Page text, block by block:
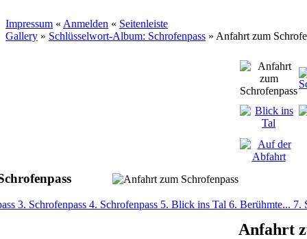
Impressum « Anmelden « Seitenleiste
Gallery » Schlüsselwort-Album: Schrofenpass » Anfahrt zum
Anfahrt
3. Schrofenpass 4. Schrofenpass 5. Blick ins Tal 6. Berühmte... 7.